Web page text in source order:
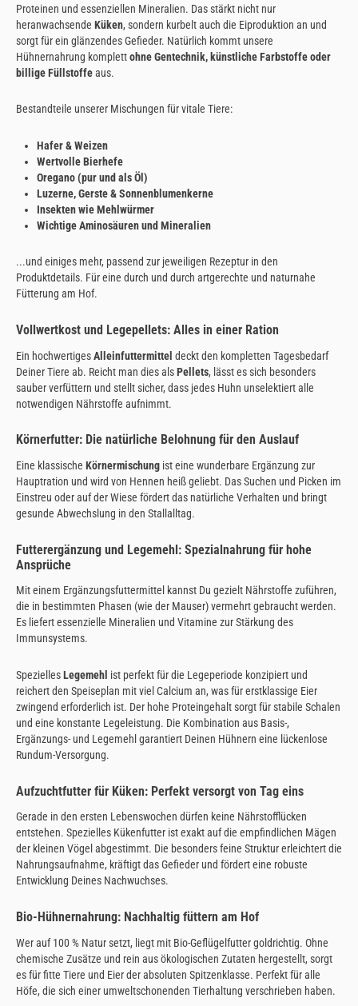
Proteinen und essenziellen Mineralien. Das stärkt nicht nur
heranwachsende Küken, sondern kurbelt auch die Eiproduktion an und
sorgt für ein glänzendes Gefieder. Natürlich kommt unsere
Hühnernahrung komplettohne Gentechnik, künstliche Farbstoffe oder
billige Füllstoffeaus.
Bestandteile unserer Mischungen für vitale Tiere:
Hafer & Weizen
Wertvolle Bierhefe
Oregano (pur und als Öl)
Luzerne, Gerste & Sonnenblumenkerne
Insekten wie Mehlwürmer
Wichtige Aminosäuren und Mineralien
...und einiges mehr, passend zur jeweiligen Rezeptur in den
Produktdetails. Für eine durch und durch artgerechte und naturnahe
Fütterung am Hof.
Vollwertkost und Legepellets: Alles in einer Ration
Ein hochwertigesAlleinfuttermittel deckt den kompletten Tagesbedarf
Deiner Tiere ab. Reicht man dies alsPellets, lässt es sich besonders
sauber verfüttern und stellt sicher, dass jedes Huhn unselektiert alle
notwendigen Nährstoffe aufnimmt.
Körnerfutter: Die natürliche Belohnung für den Auslauf
Eine klassische Körnermischung ist eine wunderbare Ergänzung zur
Hauptration und wird von Hennen heiß geliebt. Das Suchen und Picken im
Einstreu oder auf der Wiese fördert das natürliche Verhalten und bringt
gesunde Abwechslung in den Stallalltag.
Futterergänzung und Legemehl: Spezialnahrung für hohe
Ansprüche
Mit einem Ergänzungsfuttermittel kannst Du gezielt Nährstoffe zuführen,
die in bestimmten Phasen (wie der Mauser) vermehrt gebraucht werden.
Es liefert essenzielle Mineralien und Vitamine zur Stärkung des
Immunsystems.
SpeziellesLegemehl ist perfekt für die Legeperiode konzipiert und
reichert den Speiseplan mit viel Calcium an, was für erstklassige Eier
zwingend erforderlich ist. Der hohe Proteingehalt sorgt für stabile Schalen
und eine konstante Legeleistung. Die Kombination aus Basis-,
Ergänzungs- und Legemehl garantiert Deinen Hühnern eine lückenlose
Rundum-Versorgung.
Aufzuchtfutter für Küken: Perfekt versorgt von Tag eins
Gerade in den ersten Lebenswochen dürfen keine Nährstofflücken
entstehen. Spezielles Kükenfutter ist exakt auf die empfindlichen Mägen
der kleinen Vögel abgestimmt. Die besonders feine Struktur erleichtert die
Nahrungsaufnahme, kräftigt das Gefieder und fördert eine robuste
Entwicklung Deines Nachwuchses.
Bio-Hühnernahrung: Nachhaltig füttern am Hof
Wer auf 100 % Natur setzt, liegt mit Bio-Geflügelfutter goldrichtig. Ohne
chemische Zusätze und rein aus ökologischen Zutaten hergestellt, sorgt
es für fitte Tiere und Eier der absoluten Spitzenklasse. Perfekt für alle
Höfe, die sich einer umweltschonenden Tierhaltung verschrieben haben.